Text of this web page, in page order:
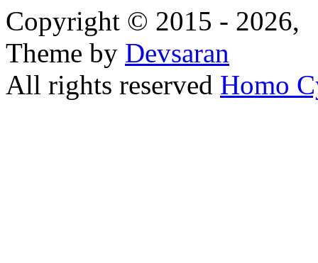
Copyright © 2015 - 2026,
Theme by Devsaran
All rights reserved Homo